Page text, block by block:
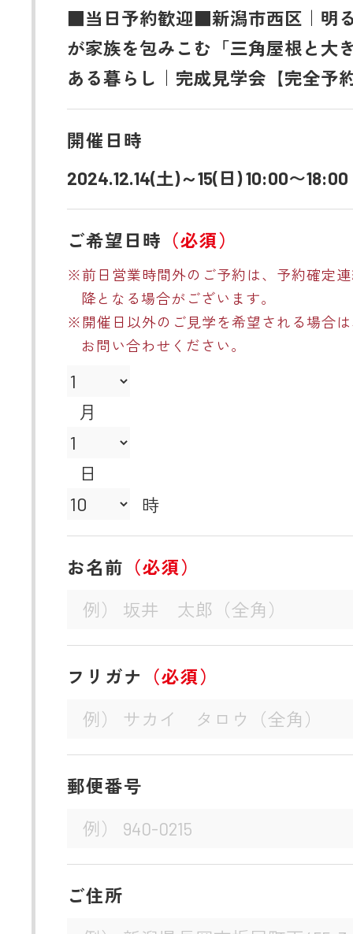
■当日予約歓迎■新潟市西区｜明
が家族を包みこむ「三角屋根と大
ある暮らし｜完成見学会【完全予
開催日時
2024.12.14(土)～15(日) 10:00〜18:00
ご希望日時 （必須）
※前日営業時間外のご予約は、予約確定
降となる場合がございます。
※開催日以外のご見学を希望される場合
お問い合わせください。
月
日
時
お名前 （必須）
フリガナ （必須）
郵便番号
ご住所